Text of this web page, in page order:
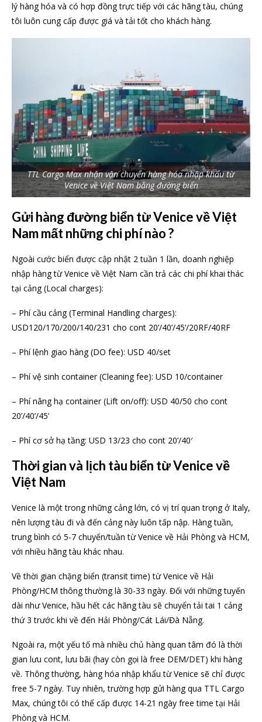
lý hàng hóa và có hợp đồng trực tiếp với các hãng tàu, chúng
tôi luôn cung cấp được giá và tải tốt cho khách hàng.
TTL Cargo Max nhận vận chuyển hàng hóa nhập khẩu từ
Venice về Việt Nam bằng đường biển
Gửi hàng đường biển từ Venice về Việt
Nam mất những chi phí nào ?
Ngoài cước biển được cập nhật 2 tuần 1 lần, doanh nghiệp
nhập hàng từ Venice về Việt Nam cần trả các chi phí khai thác
tại cảng (Local charges):
– Phí cầu cảng (Terminal Handling charges):
USD120/170/200/140/231 cho cont 20’/40’/45’/20RF/40RF
– Phí lệnh giao hàng (DO fee): USD 40/set
– Phí vệ sinh container (Cleaning fee): USD 10/container
– Phí nâng hạ container (Lift on/off): USD 40/50 cho cont
20’/40’/45’
– Phí cơ sở hạ tầng: USD 13/23 cho cont 20’/40′
Thời gian và lịch tàu biển từ Venice về
Việt Nam
Venice là một trong những cảng lớn, có vị trí quan trọng ở Italy,
nên lượng tàu đi và đến cảng này luôn tấp nập. Hàng tuần,
trung bình có 5-7 chuyến/tuần từ Venice về Hải Phòng và HCM,
với nhiều hãng tàu khác nhau.
Về thời gian chặng biển (transit time) từ Venice về Hải
Phòng/HCM thông thường là 30-33 ngày. Đối với những tuyến
dài như Venice, hầu hết các hãng tàu sẽ chuyển tải tai 1 cảng
thứ 3 trước khi về đến Hải Phòng/Cát Lái/Đà Nẵng.
Ngoài ra, một yếu tố mà nhiều chủ hàng quan tâm đó là thời
gian lưu cont, lưu bãi (hay còn gọi là free DEM/DET) khi hàng
về. Thông thường, hàng hóa nhập khẩu từ Venice sẽ chỉ được
free 5-7 ngày. Tuy nhiên, trường hợp gửi hàng qua TTL Cargo
Max, chúng tôi có thể cấp được 14-21 ngày free time tại Hải
Phòng và HCM.